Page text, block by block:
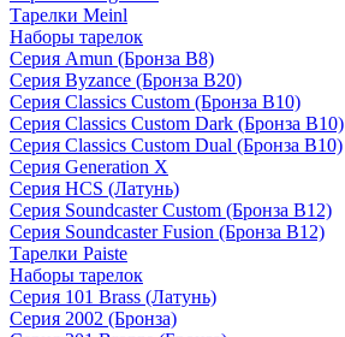
Тарелки Meinl
Наборы тарелок
Серия Amun (Бронза B8)
Серия Byzance (Бронза B20)
Серия Classics Custom (Бронза B10)
Серия Classics Custom Dark (Бронза B10)
Серия Classics Custom Dual (Бронза B10)
Серия Generation X
Серия HCS (Латунь)
Серия Soundcaster Custom (Бронза B12)
Серия Soundcaster Fusion (Бронза B12)
Тарелки Paiste
Наборы тарелок
Серия 101 Brass (Латунь)
Серия 2002 (Бронза)